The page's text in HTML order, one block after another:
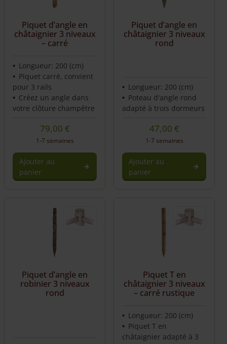
Piquet d’angle en
châtaignier 3 niveaux
– carré
Longueur: 200 (cm)
Piquet carré, convient
pour 3 rails
Créez un angle dans
votre clôture champêtre
79,00 €
1-7 semaines
Ajouter au
panier
Piquet d’angle en
châtaignier 3 niveaux
rond
Longueur: 200 (cm)
Poteau d'angle rond
adapté à trois dormeurs
47,00 €
1-7 semaines
Ajouter au
panier
Piquet d’angle en
robinier 3 niveaux
rond
Piquet T en
châtaignier 3 niveaux
– carré rustique
Longueur: 200 (cm)
Piquet T en
châtaignier adapté à 3